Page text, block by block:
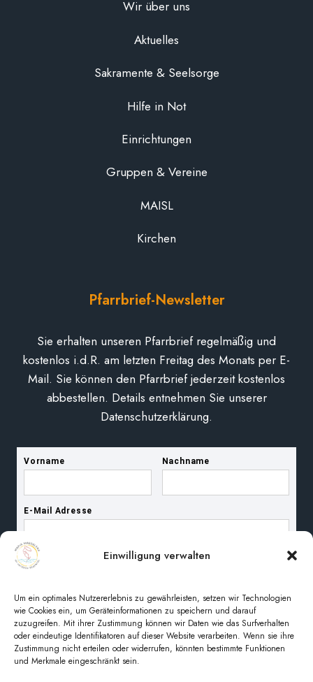
Einwilligung verwalten
Um ein optimales Nutzererlebnis zu gewährleisten, setzen wir Technologien
wie Cookies ein, um Geräteinformationen zu speichern und darauf
zuzugreifen. Mit ihrer Zustimmung können wir Daten wie das Surfverhalten
oder eindeutige Identifikatoren auf dieser Website verarbeiten. Wenn sie ihre
Zustimmung nicht erteilen oder widerrufen, könnten bestimmte Funktionen
und Merkmale eingeschränkt sein.
Wir über uns
Aktuelles
Sakramente & Seelsorge
Hilfe in Not
Einrichtungen
Gruppen & Vereine
MAISL
Kirchen
Pfarrbrief-Newsletter
Sie erhalten unseren Pfarrbrief regelmäßig und
kostenlos i.d.R. am letzten Freitag des Monats per E-
Mail. Sie können den Pfarrbrief jederzeit kostenlos
abbestellen. Details entnehmen Sie unserer
Datenschutzerklärung.